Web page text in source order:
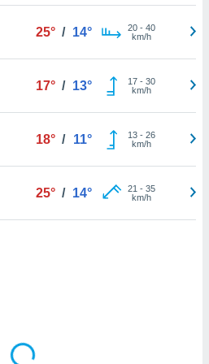
25° / 14° 20- 40
km/h
17° / 13° 17- 30
km/h
18° / 11° 13- 26
km/h
25° / 14° 21 - 35
km/h